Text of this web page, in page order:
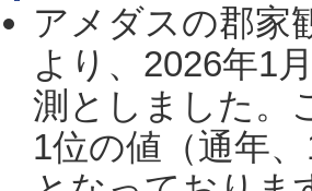
アメダスの郡家
より、2026年1
測としました。
1位の値（通年